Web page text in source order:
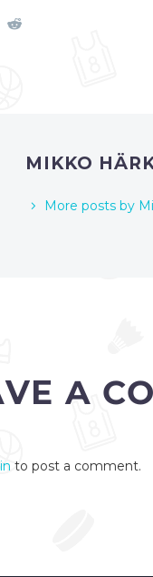
MIKKO
More posts by
A
to post a comment.